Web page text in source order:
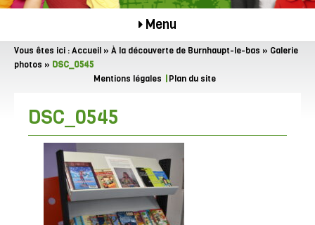
Menu
Vous êtes ici :Accueil » À la découverte de Burnhaupt-le-bas » Galerie
photos » DSC_0545
Mentions légales
Plan du site
DSC_0545